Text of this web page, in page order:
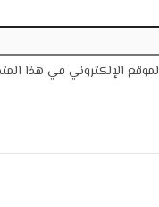
الإلكتروني في هذا